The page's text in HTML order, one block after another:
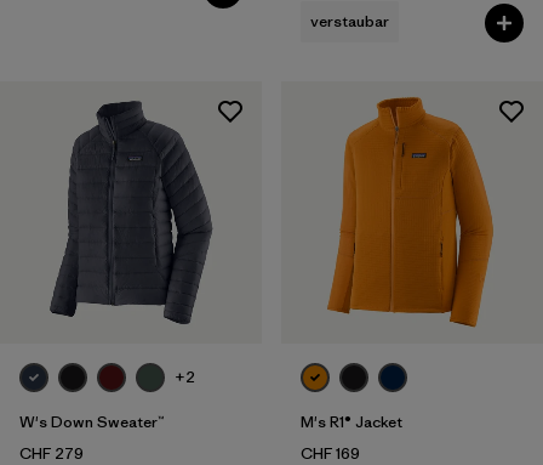
verstaubar
+2
W's Down Sweater™
CHF 279
M's R1® Jacket
CHF 169